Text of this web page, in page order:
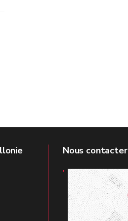
Nous contacter